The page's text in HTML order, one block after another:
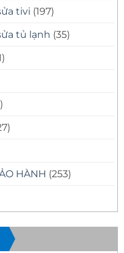
tivi (197)
tủ lạnh (35)
HÀNH (253)